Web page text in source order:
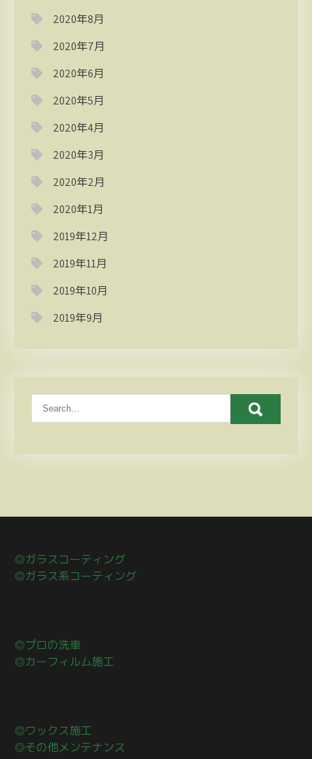
2020年8月
2020年7月
2020年6月
2020年5月
2020年4月
2020年3月
2020年2月
2020年1月
2019年12月
2019年11月
2019年10月
2019年9月
◎ガラスコーティング
◎ガラス系コーティング
◎プロの洗車
◎カーフィルム施工
◎ワックス施工
◎その他メンテナンス